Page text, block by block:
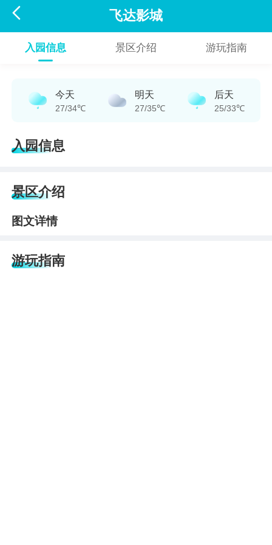
 飞达影城
入园信息 景区介绍 游玩指南
今天
27/34℃
明天
27/35℃
后天
25/33℃
入园信息
景区介绍
图文详情
游玩指南